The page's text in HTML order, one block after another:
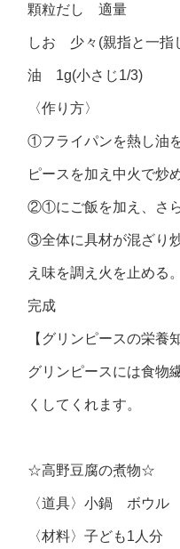
顆粒だし 適量
しお 少々(親指と一指
油 1g(小さじ1/3)
〈作り方〉
①フライパンを熱し油
ピースを加え中火で炒
②①にご飯を加え、さら
③全体に具材が混ざり
え味を調え火を止める。
完成
【グリンピースの栄養
グリンピースには食物
くしてくれます。
☆高野豆腐の煮物☆
〈道具〉小鍋 ボウル
〈材料〉子ども1人分